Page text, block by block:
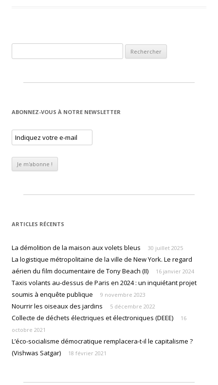
ABONNEZ-VOUS À NOTRE NEWSLETTER
ARTICLES RÉCENTS
La démolition de la maison aux volets bleus 30 juillet 2025
La logistique métropolitaine de la ville de New York. Le regard
aérien du film documentaire de Tony Beach (II)
16 janvier 2024
Taxis volants au-dessus de Paris en 2024 : un inquiétant projet
soumis à enquête publique
9 novembre 2023
Nourrir les oiseaux des jardins 5 décembre 2022
Collecte de déchets électriques et électroniques (DEEE)
16
octobre 2021
L’éco-socialisme démocratique remplacera-t-il le capitalisme ?
(Vishwas Satgar)
18 février 2021